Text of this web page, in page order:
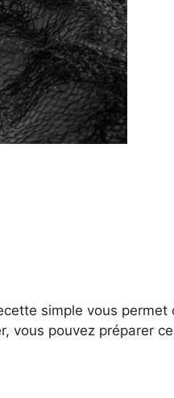
simple vous permet
vous pouvez préparer